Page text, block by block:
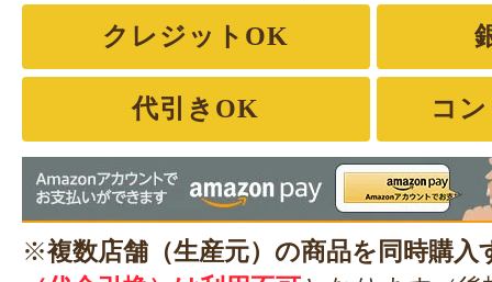
クレジットOK
代引きOK コ
※複数店舗（生産元）の商品を同時購入